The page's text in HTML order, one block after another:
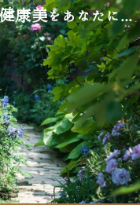
康美をあなたに...